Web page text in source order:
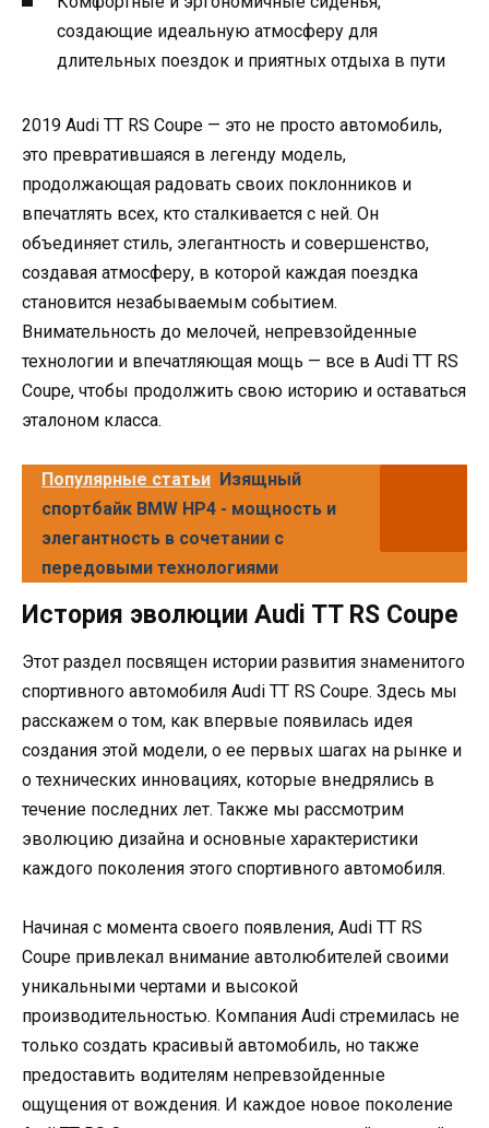
создающие идеальную атмосферу для
длительных поездок и приятных отдыха в пути
2019 Audi TT RS Coupe — это не просто автомобиль,
это превратившаяся в легенду модель,
продолжающая радовать своих поклонников и
впечатлять всех, кто сталкивается с ней. Он
объединяет стиль, элегантность и совершенство,
создавая атмосферу, в которой каждая поездка
становится незабываемым событием.
Внимательность до мелочей, непревзойденные
технологии и впечатляющая мощь — все в Audi TT RS
Coupe, чтобы продолжить свою историю и оставаться
эталоном класса.
Популярные статьи Изящный
спортбайк BMW HP4 - мощность и
элегантность в сочетании с
передовыми технологиями
История эволюции Audi TT RS Coupe
Этот раздел посвящен истории развития знаменитого
спортивного автомобиля Audi TT RS Coupe. Здесь мы
расскажем о том, как впервые появилась идея
создания этой модели, о ее первых шагах на рынке и
о технических инновациях, которые внедрялись в
течение последних лет. Также мы рассмотрим
эволюцию дизайна и основные характеристики
каждого поколения этого спортивного автомобиля.
Начиная с момента своего появления, Audi TT RS
Coupe привлекал внимание автолюбителей своими
уникальными чертами и высокой
производительностью. Компания Audi стремилась не
только создать красивый автомобиль, но также
предоставить водителям непревзойденные
ощущения от вождения. И каждое новое поколение